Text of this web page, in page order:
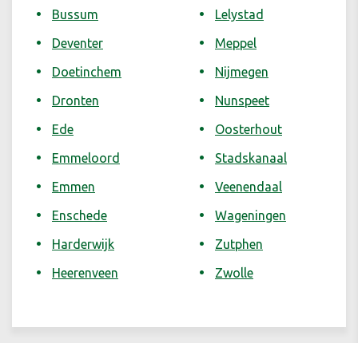
Bussum
Deventer
Doetinchem
Dronten
Ede
Emmeloord
Emmen
Enschede
Harderwijk
Heerenveen
Lelystad
Meppel
Nijmegen
Nunspeet
Oosterhout
Stadskanaal
Veenendaal
Wageningen
Zutphen
Zwolle